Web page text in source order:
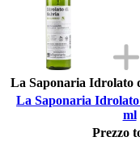
La Saponaria Idrolato
La Saponaria
ml
Prezzo